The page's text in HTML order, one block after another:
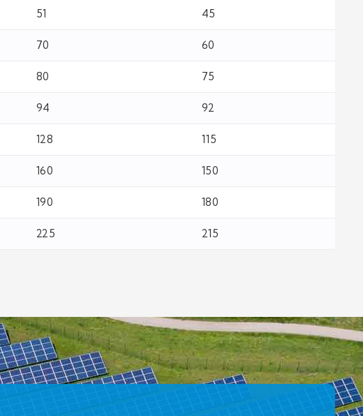
51 45
70 60
80 75
94 92
128 115
160 150
190 180
225 215